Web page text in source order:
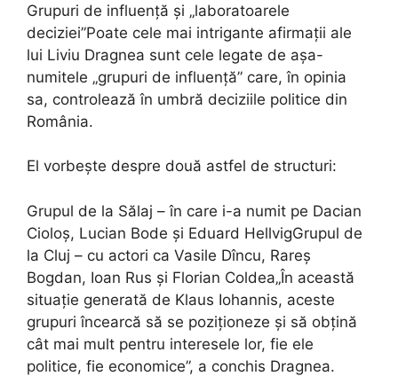
Grupuri de influență și „laboratoarele
deciziei”Poate cele mai intrigante afirmații ale
lui Liviu Dragnea sunt cele legate de așa-
numitele „grupuri de influență” care, în opinia
sa, controlează în umbră deciziile politice din
România.
El vorbește despre două astfel de structuri:
Grupul de la Sălaj – în care i-a numit pe Dacian
Cioloș, Lucian Bode și Eduard HellvigGrupul de
la Cluj – cu actori ca Vasile Dîncu, Rareș
Bogdan, Ioan Rus și Florian Coldea„În această
situație generată de Klaus Iohannis, aceste
grupuri încearcă să se poziționeze și să obțină
cât mai mult pentru interesele lor, fie ele
politice, fie economice”, a conchis Dragnea.